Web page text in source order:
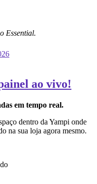
Essential.
ao vivo!
em tempo real.
dentro da Yampi onde
na sua loja agora mesmo.